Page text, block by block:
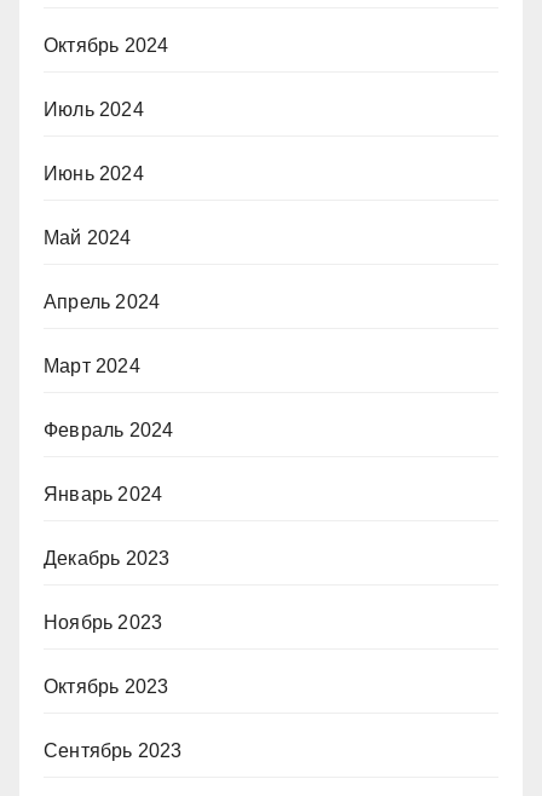
Октябрь 2024
Июль 2024
Июнь 2024
Май 2024
Апрель 2024
Март 2024
Февраль 2024
Январь 2024
Декабрь 2023
Ноябрь 2023
Октябрь 2023
Сентябрь 2023